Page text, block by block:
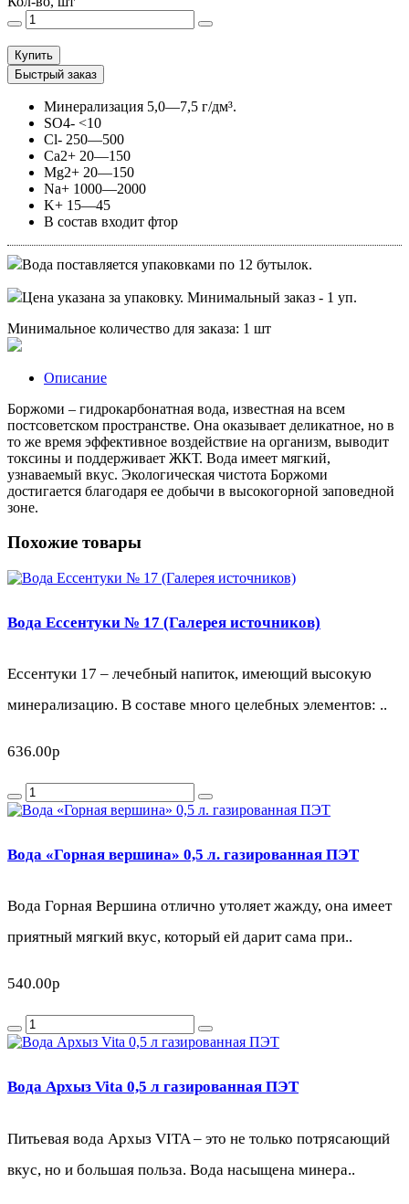
Купить
Быстрый заказ
Минерализация 5,0—7,5 г/дм³.
SO4- <10
Cl- 250—500
Ca2+ 20—150
Mg2+ 20—150
Na+ 1000—2000
K+ 15—45
В состав входит фтор
Вода поставляется упаковками по 12 бутылок.
Цена указана за упаковку. Минимальный заказ - 1 уп.
Минимальное количество для заказа: 1 шт
Описание
Боржоми – гидрокарбонатная вода, известная на всем
постсоветском пространстве. Она оказывает деликатное, но в
то же время эффективное воздействие на организм, выводит
токсины и поддерживает ЖКТ. Вода имеет мягкий,
узнаваемый вкус. Экологическая чистота Боржоми
достигается благодаря ее добычи в высокогорной заповедной
зоне.
Похожие товары
Вода Ессентуки № 17 (Галерея источников)
Ессентуки 17 – лечебный напиток, имеющий высокую
минерализацию. В составе много целебных элементов: ..
636.00р
Вода «Горная вершина» 0,5 л. газированная ПЭТ
Вода Горная Вершина отлично утоляет жажду, она имеет
приятный мягкий вкус, который ей дарит сама при..
540.00р
Вода Архыз Vita 0,5 л газированная ПЭТ
Питьевая вода Архыз VITA – это не только потрясающий
вкус, но и большая польза. Вода насыщена минера..